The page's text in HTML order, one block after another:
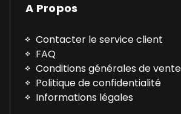
A Propos
Contacter le service client
FAQ
Conditions générales de vente
Politique de confidentialité
Informations légales